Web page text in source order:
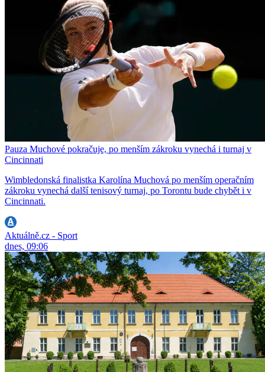
Pauza Muchové pokračuje, po menším zákroku vynechá i turnaj v
Cincinnati
Wimbledonská finalistka Karolína Muchová po menším operačním
zákroku vynechá další tenisový turnaj, po Torontu bude chybět i v
Cincinnati.
Aktuálně.cz - Sport
dnes, 09:06